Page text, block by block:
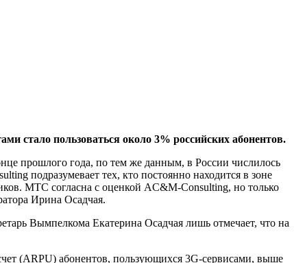
стало пользоваться около 3% российских абонентов.
прошлого года, по тем же данным, в России числилось
подразумевает тех, кто постоянно находится в зоне
МТС согласна с оценкой AC&M-Consulting, но только
Ирина Осадчая.
Вымпелкома Екатерина Осадчая лишь отмечает, что на
(ARPU) абонентов, пользующихся 3G-сервисами, выше